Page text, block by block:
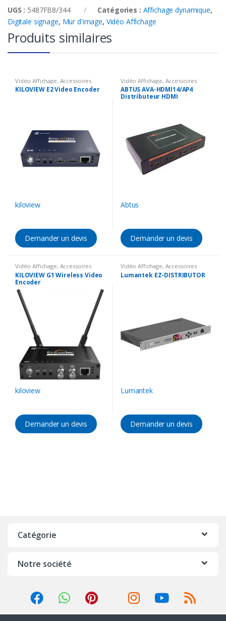
UGS : 5487FB8/344 Catégories : Affichage dynamique,
Digitale signage, Mur d'image, Vidéo Affichage
Produits similaires
Vidéo Affichage, Accessoires
vidéo,Encodeur vidéo
KILOVIEW E2 Video Encoder
kiloview
Demander un devis
Vidéo Affichage, Accessoires
vidéo,Distributeur vidéo
ABTUS AVA-HDMI14/AP4
Distributeur HDMI
Abtus
Demander un devis
Vidéo Affichage, Accessoires
vidéo,Encodeur vidéo
KILOVIEW G1 Wireless Video
Encoder
kiloview
Demander un devis
Vidéo Affichage, Accessoires
vidéo Distributeur vidéo
Lumantek EZ-DISTRIBUTOR
Lumantek
Demander un devis
Catégorie
Notre société